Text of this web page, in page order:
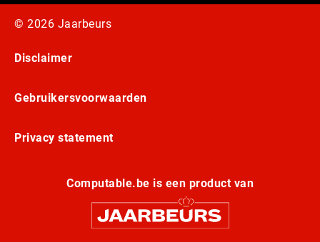
© 2026 Jaarbeurs
Disclaimer
Gebruikersvoorwaarden
Privacy statement
Computable.be is een product van